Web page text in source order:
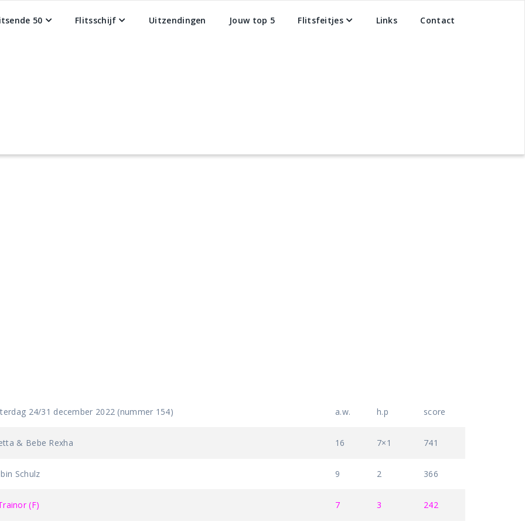
50 Flitsschijf Uitzendingen Jouw top 5 Flitsfeitjes Links Contact
24/31 december 2022 (nummer 154) a.w. h.p score
& Bebe Rexha 16 7×1 741
Schulz 9 2 366
(F) 7 3 242